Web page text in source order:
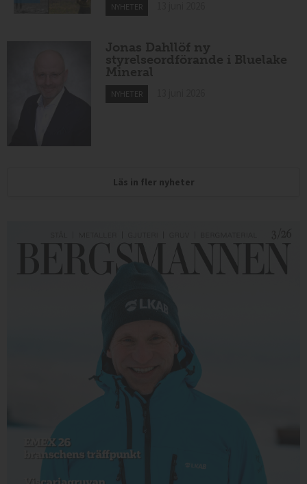
NYHETER
Jonas Dahllöf ny
styrelseordförande i Bluelake
Mineral
NYHETER
Läs in fler nyheter